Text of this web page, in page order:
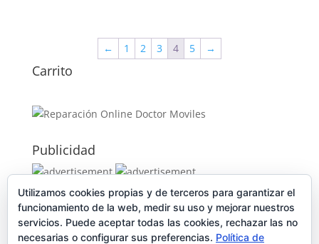
← 1 2 3 4 5 →
Carrito
Publicidad
Publicidad
Utilizamos cookies propias y de terceros para garantizar el
funcionamiento de la web, medir su uso y mejorar nuestros
servicios. Puede aceptar todas las cookies, rechazar las no
necesarias o configurar sus preferencias. Política de